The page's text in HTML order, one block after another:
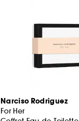
Narciso Rodriguez
For Her